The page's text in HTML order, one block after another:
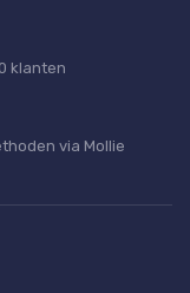
klanten
via Mollie